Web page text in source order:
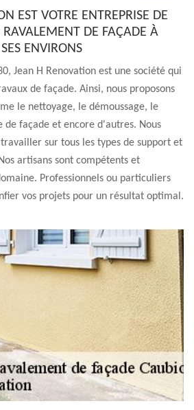
EST VOTRE ENTREPRISE DE
RAVALEMENT DE FAÇADE À
ENVIRONS
Jean H Renovation est une société qui
de façade. Ainsi, nous proposons
le nettoyage, le démoussage, le
façade et encore d'autres. Nous
sur tous les types de support et
artisans sont compétents et
Professionnels ou particuliers
vos projets pour un résultat optimal.